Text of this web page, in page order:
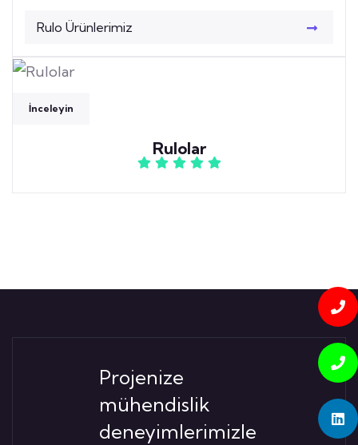
Rulo Ürünlerimiz
İnceleyin
Rulolar
Projenize
mühendislik
deneyimlerimizle